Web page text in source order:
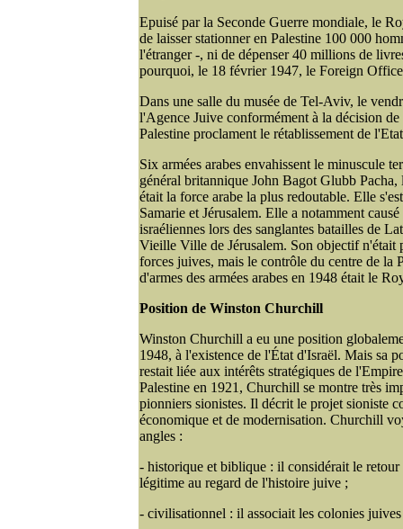
Epuisé par la Seconde Guerre mondiale, le
de laisser stationner en Palestine 100 000
l'étranger -, ni de dépenser 40 millions de
pourquoi, le 18 février 1947, le Foreign
Dans une salle du musée de Tel-Aviv, le
l'Agence Juive conformément à la décision
Palestine proclament le rétablissement de
Six armées arabes envahissent le minuscule
général britannique John Bagot Glubb
était la force arabe la plus redoutable. Elle
Samarie et Jérusalem. Elle a notamment
israéliennes lors des sanglantes batailles de
Vieille Ville de Jérusalem. Son objectif n'était
forces juives, mais le contrôle du centre de la
d'armes des armées arabes en 1948 était le
Position de Winston Churchill
Winston Churchill a eu une position
1948, à l'existence de l'État d'Israël. Mais sa
restait liée aux intérêts stratégiques de
Palestine en 1921, Churchill se montre très
pionniers sionistes. Il décrit le projet sioniste
économique et de modernisation. Churchill
angles :
- historique et biblique : il considérait le retour
légitime au regard de l'histoire juive ;
- civilisationnel : il associait les colonies